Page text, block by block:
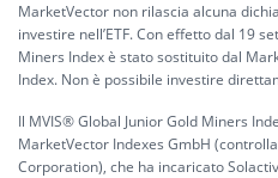
MarketVector non rilascia alcuna
investire nell’ETF. Con effetto dal 19
Miners Index è stato sostituito dal
Index. Non è possibile investire
Il MVIS® Global Junior Gold Miners
MarketVector Indexes GmbH
Corporation), che ha incaricato